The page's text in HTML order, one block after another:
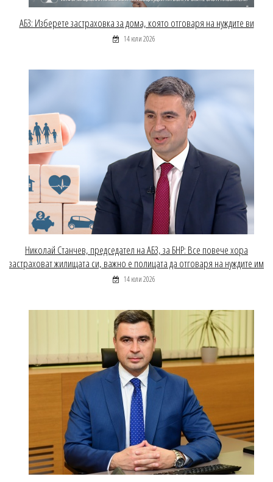
АБЗ: Изберете застраховка за дома, която отговаря на нуждите ви
14 юли 2026
Николай Станчев, председател на АБЗ, за БНР: Все повече хора
застраховат жилищата си, важно е полицата да отговаря на нуждите им
14 юли 2026